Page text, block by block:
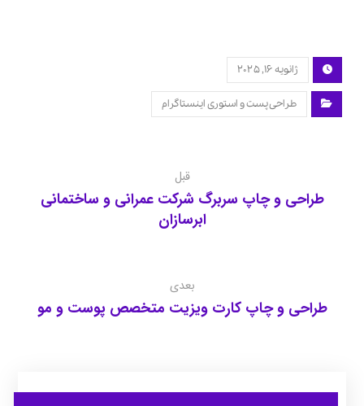
ژانویه ۱۶, ۲۰۲۵
طراحی پست و استوری اینستاگرام
قبل
طراحی و چاپ سربرگ شرکت عمرانی و ساختمانی
ابرسازان
بعدی
طراحی و چاپ کارت ویزیت متخصص پوست و مو